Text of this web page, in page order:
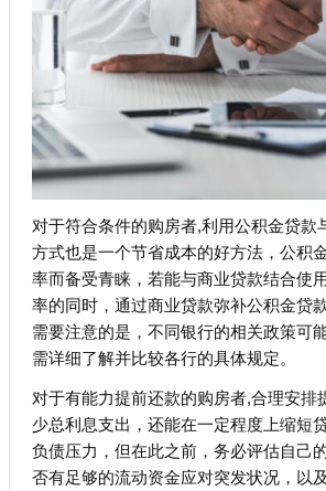
对于符合条件的购房者,利用公积金贷款
方式也是一个节省成本的好方法，公积
率而备受青睐，若能与商业贷款结合使
率的同时，通过商业贷款弥补公积金贷
需要注意的是，不同银行的相关政策可
需详细了解并比较各行的具体规定。
对于有能力提前还款的购房者,合理安排
少总利息支出，还能在一定程度上缩短
负债压力，但在此之前，务必评估自己
否有足够的流动资金应对突发状况，以